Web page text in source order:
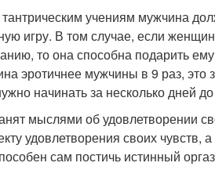
учениям мужчина
игру. В том случае, если
то она способна подарить
эротичнее мужчины в 9 раз, это
начинать за несколько дней до
мыслями об удовлетворении
удовлетворения своих
сам постичь истинный